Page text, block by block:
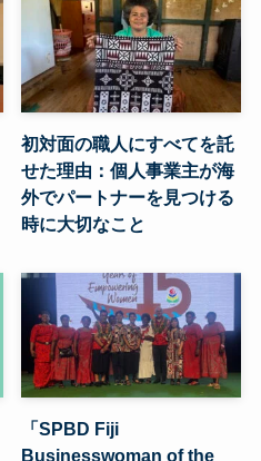
初対面の職人にすべてを託
せた理由：個人事業主が海
外でパートナーを見つける
時に大切なこと
「SPBD Fiji
Businesswoman of the